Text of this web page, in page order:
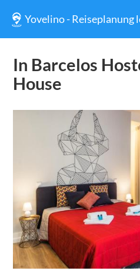
Yovelino - Reiseplanung
In Barcelos
House